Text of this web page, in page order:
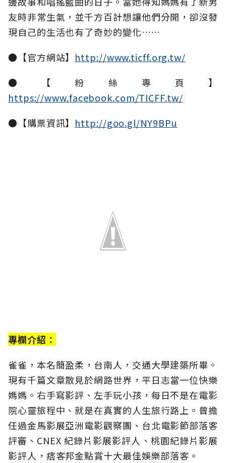
友時非常生氣，並千方百計想讓他們分開，卻沒發
現自己的生活也有了奇妙的變化……
●【官方網站】 http://www.ticff.org.tw/
●【粉絲專頁】
https://www.facebook.com/TICFF.tw/
●【購票資訊】 http://goo.gl/NY9BPu
專欄介紹：
雀雀，本名簡盈柔，台南人，交通大學建築所畢。
現有千篇文章散見於網路世界，平日志當一位快樂
媽媽。右手寫影評、左手玩小孩，每日不是在電影
院心靈旅程中、就是在真實的人生旅行路上。曾擔
任過金馬影展亞洲電影觀察團、台北電影節部落客
評審、CNEX 紀錄片影展影評人、桃園紀錄片影展
影評人，痞客邦金點賞十大最佳娛樂部落客。